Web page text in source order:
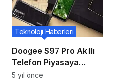
Doogee S97 Pro Akıllı
Telefon Piyasaya
Çıkıyor
Teknoloji Haberleri
5 yıl önce